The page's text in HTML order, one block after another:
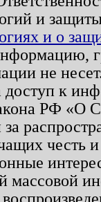
и
и о
не
доступ к
РФ «О
за
честь
массовой